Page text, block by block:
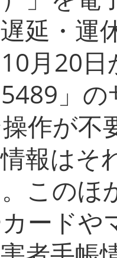
延・運
月20
」
作が不
報はそ
このほ
ードや